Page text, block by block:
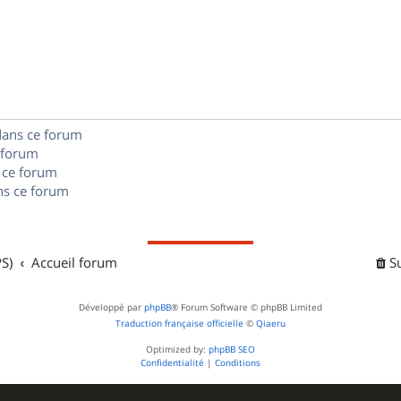
ce forum
forum
ce forum
Accueil forum
Développé par phpBB® Forum Software © phpBB Limited
Traduction française officielle © Qiaeru
Optimized by: phpBB SEO
Confidentialité | Conditions